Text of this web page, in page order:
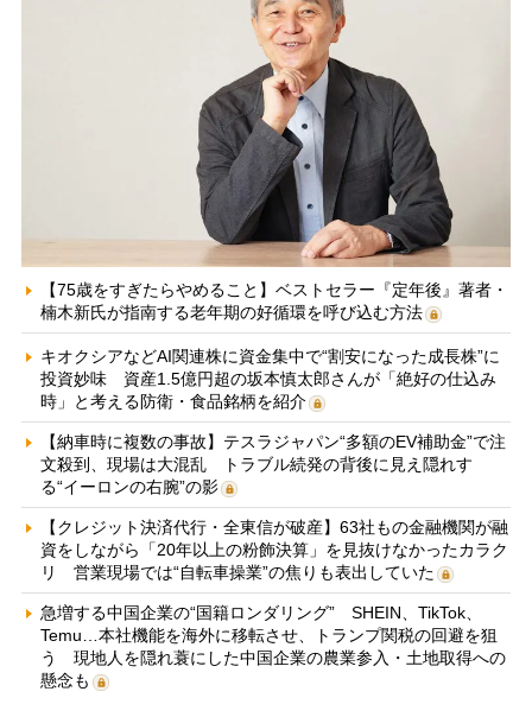
【75歳をすぎたらやめること】ベストセラー『定年後』著者・
楠木新氏が指南する老年期の好循環を呼び込む方法
キオクシアなどAI関連株に資金集中で“割安になった成長株”に
投資妙味 資産1.5億円超の坂本慎太郎さんが「絶好の仕込み
時」と考える防衛・食品銘柄を紹介
【納車時に複数の事故】テスラジャパン“多額のEV補助金”で注
文殺到、現場は大混乱 トラブル続発の背後に見え隠れす
る“イーロンの右腕”の影
【クレジット決済代行・全東信が破産】63社もの金融機関が融
資をしながら「20年以上の粉飾決算」を見抜けなかったカラク
リ 営業現場では“自転車操業”の焦りも表出していた
急増する中国企業の“国籍ロンダリング” SHEIN、TikTok、
Temu…本社機能を海外に移転させ、トランプ関税の回避を狙
う 現地人を隠れ蓑にした中国企業の農業参入・土地取得への
懸念も